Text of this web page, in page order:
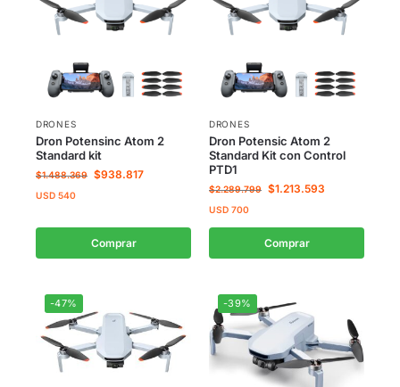
DRONES
Dron Potensinc Atom 2
Standard kit
$1.488.369 $938.817
USD 540
Comprar
DRONES
Dron Potensic Atom 2
Standard Kit con Control
PTD1
$2.289.799 $1.213.593
USD 700
Comprar
-47% -39%